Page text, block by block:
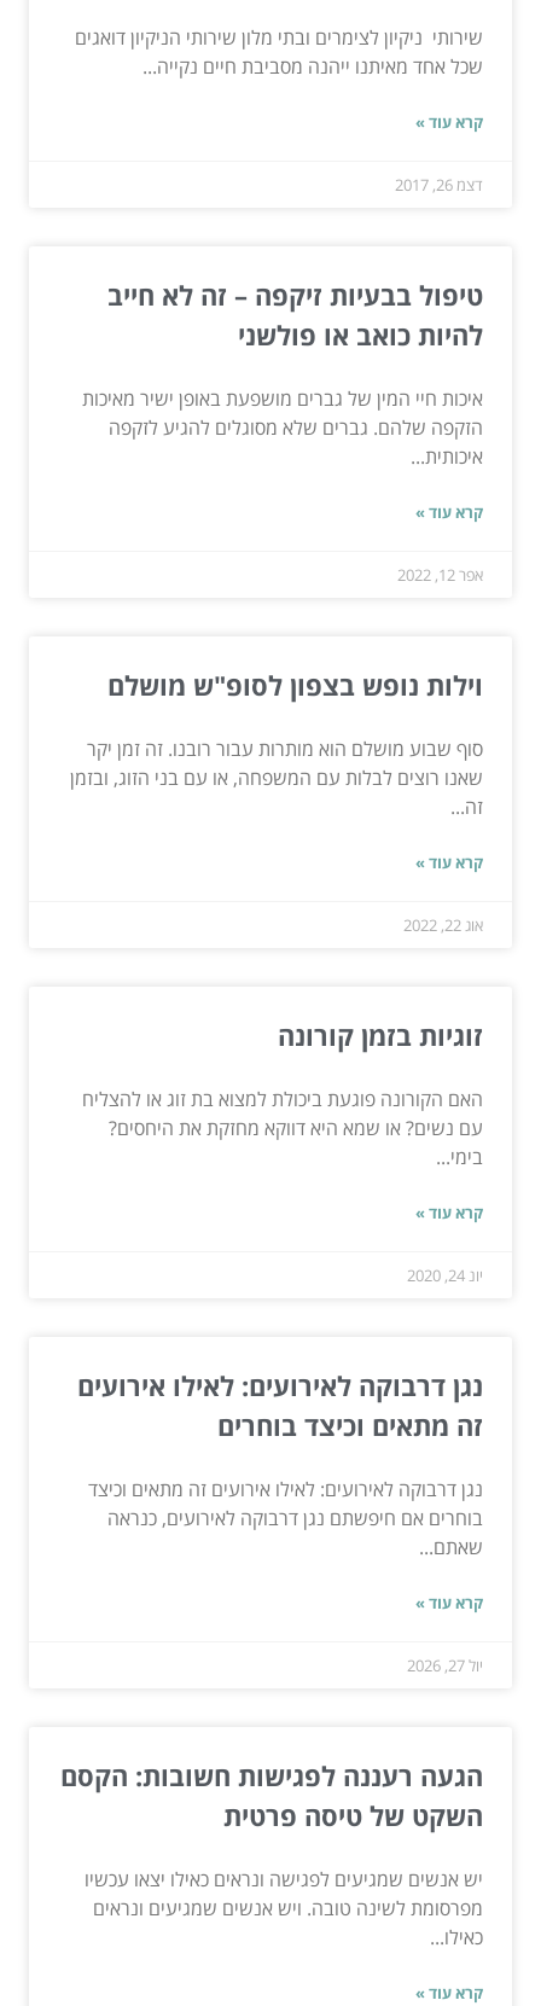
שירותי ניקיון לצימרים ובתי מלון שירותי הניקיון דואגים
שכל אחד מאיתנו ייהנה מסביבת חיים נקייה...
קרא עוד »
דצמ 26, 2017
טיפול בבעיות זיקפה – זה לא חייב
להיות כואב או פולשני
איכות חיי המין של גברים מושפעת באופן ישיר מאיכות
הזקפה שלהם. גברים שלא מסוגלים להגיע לזקפה
איכותית...
קרא עוד »
אפר 12, 2022
וילות נופש בצפון לסופ"ש מושלם
סוף שבוע מושלם הוא מותרות עבור רובנו. זה זמן יקר
שאנו רוצים לבלות עם המשפחה, או עם בני הזוג, ובזמן
זה...
קרא עוד »
אוג 22, 2022
זוגיות בזמן קורונה
האם הקורונה פוגעת ביכולת למצוא בת זוג או להצליח
עם נשים? או שמא היא דווקא מחזקת את היחסים?
בימי...
קרא עוד »
יונ 24, 2020
נגן דרבוקה לאירועים: לאילו אירועים
זה מתאים וכיצד בוחרים
נגן דרבוקה לאירועים: לאילו אירועים זה מתאים וכיצד
בוחרים אם חיפשתם נגן דרבוקה לאירועים, כנראה
שאתם...
קרא עוד »
יול 27, 2026
הגעה רעננה לפגישות חשובות: הקסם
השקט של טיסה פרטית
יש אנשים שמגיעים לפגישה ונראים כאילו יצאו עכשיו
מפרסומת לשינה טובה. ויש אנשים שמגיעים ונראים
כאילו...
קרא עוד »